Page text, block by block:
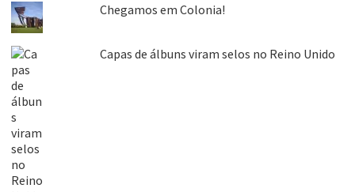
Chegamos em Colonia!
Capas de álbuns viram selos no Reino Unido